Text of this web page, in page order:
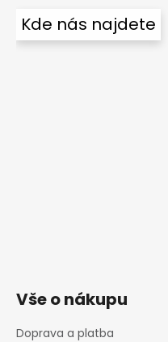
Kde nás najdete
Vše o nákupu
Doprava a platba